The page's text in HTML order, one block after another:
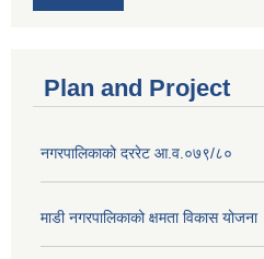
Plan and Project
नगरपालिकाको दररेट आ.व.०७९/८०
माडी नगरपालिकाको क्षमता विकास योजना